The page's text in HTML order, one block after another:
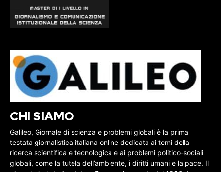
CHI SIAMO
Galileo, Giornale di scienza e problemi globali è la prima
testata giornalistica italiana online dedicata ai temi della
ricerca scientifica e tecnologica e ai problemi politico-sociali
globali, come la tutela dell’ambiente, i diritti umani e la pace. Il